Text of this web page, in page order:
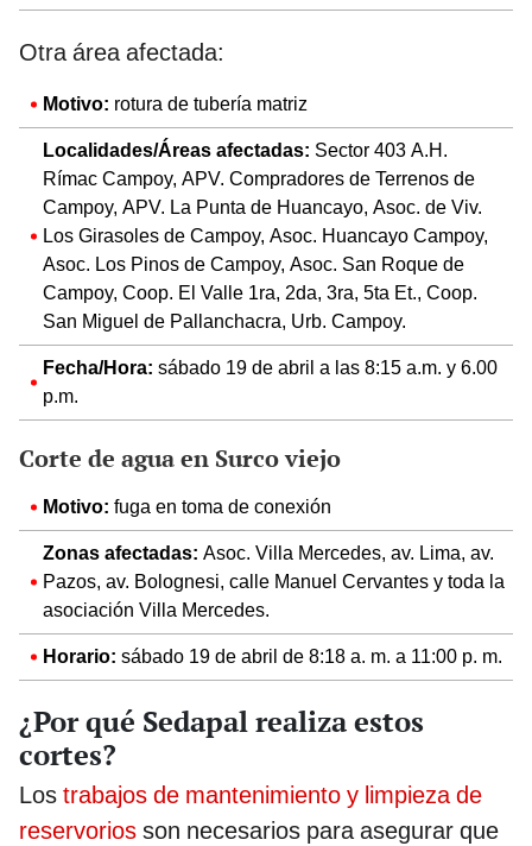
Otra área afectada:
Motivo: rotura de tubería matriz
Localidades/Áreas afectadas: Sector 403 A.H.
Rímac Campoy, APV. Compradores de Terrenos de
Campoy, APV. La Punta de Huancayo, Asoc. de Viv.
Los Girasoles de Campoy, Asoc. Huancayo Campoy,
Asoc. Los Pinos de Campoy, Asoc. San Roque de
Campoy, Coop. El Valle 1ra, 2da, 3ra, 5ta Et., Coop.
San Miguel de Pallanchacra, Urb. Campoy.
Fecha/Hora: sábado 19 de abril a las 8:15 a.m. y 6.00
p.m.
Corte de agua en Surco viejo
Motivo: fuga en toma de conexión
Zonas afectadas: Asoc. Villa Mercedes, av. Lima, av.
Pazos, av. Bolognesi, calle Manuel Cervantes y toda la
asociación Villa Mercedes.
Horario: sábado 19 de abril de 8:18 a. m. a 11:00 p. m.
¿Por qué Sedapal realiza estos
cortes?
Los trabajos de mantenimiento y limpieza de
reservorios son necesarios para asegurar que